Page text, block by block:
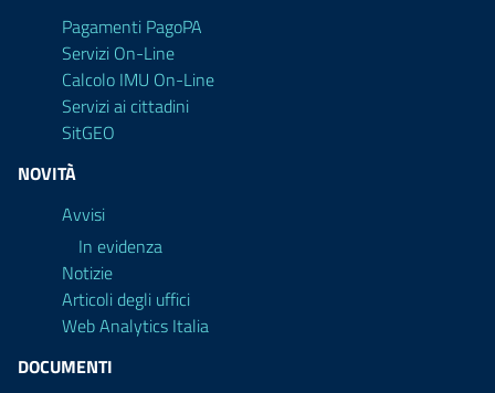
Pagamenti PagoPA
Servizi On-Line
Calcolo IMU On-Line
Servizi ai cittadini
SitGEO
NOVITÀ
Avvisi
In evidenza
Notizie
Articoli degli uffici
Web Analytics Italia
DOCUMENTI